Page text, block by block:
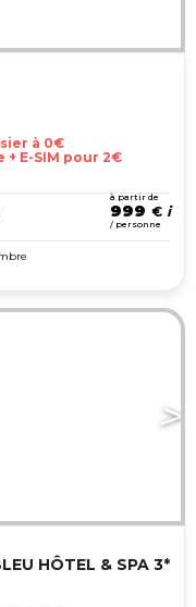
à 0€
E-SIM pour 2€
à partir de
999 €
/ personne
HÔTEL & SPA 3*